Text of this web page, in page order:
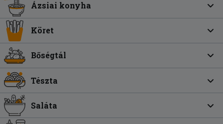
Ázsiai konyha
Köret
Bőségtál
Tészta
Saláta